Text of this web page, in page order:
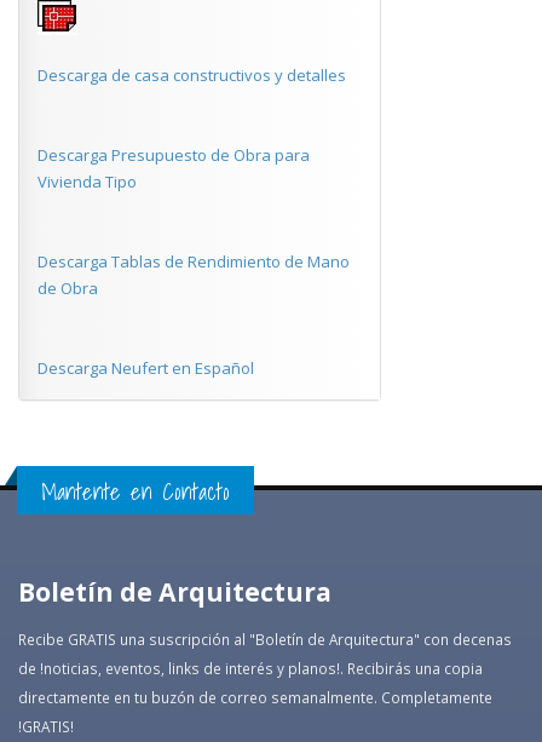
Descarga de casa constructivos y detalles
Descarga Presupuesto de Obra para
Vivienda Tipo
Descarga Tablas de Rendimiento de Mano
de Obra
Descarga Neufert en Español
Mantente en Contacto
Boletín de Arquitectura
Recibe GRATIS una suscripción al "Boletín de Arquitectura" con decenas
de !noticias, eventos, links de interés y planos!. Recibirás una copia
directamente en tu buzón de correo semanalmente. Completamente
!GRATIS!